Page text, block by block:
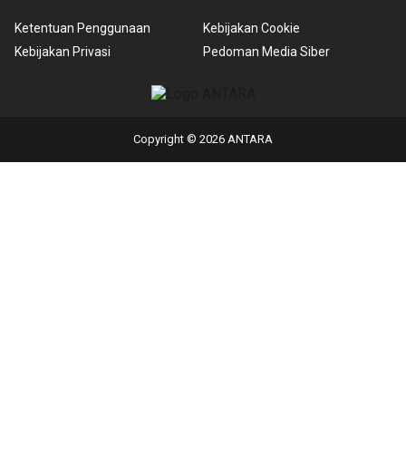
Ketentuan Penggunaan
Kebijakan Privasi
Kebijakan Cookie
Pedoman Media Siber
Copyright © 2026 ANTARA